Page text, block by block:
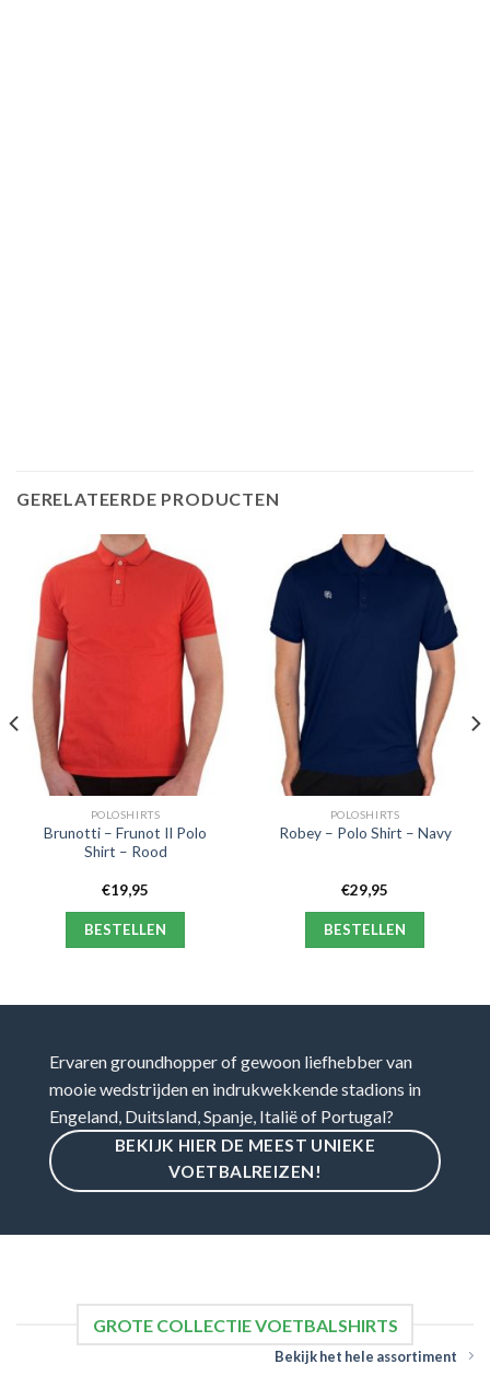
GERELATEERDE PRODUCTEN
POLOSHIRTS
Brunotti – Frunot II Polo
Shirt – Rood
€19,95
BESTELLEN
POLOSHIRTS
Robey – Polo Shirt – Navy
€29,95
BESTELLEN
Ervaren groundhopper of gewoon liefhebber van
mooie wedstrijden en indrukwekkende stadions in
Engeland, Duitsland, Spanje, Italië of Portugal?
BEKIJK HIER DE MEEST UNIEKE
VOETBALREIZEN!
GROTE COLLECTIE VOETBALSHIRTS
Bekijk het hele assortiment